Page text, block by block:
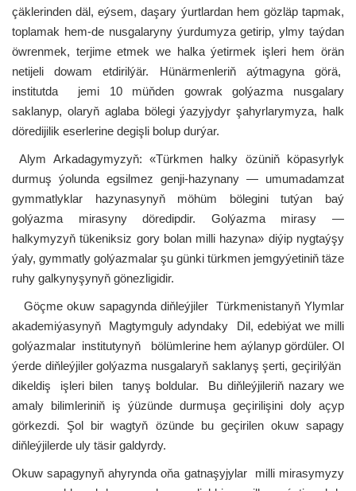
çäklerinden däl, eýsem, daşary ýurtlardan hem gözläp tapmak,
toplamak hem-de nusgalaryny ýurdumyza getirip, ylmy taýdan
öwrenmek, terjime etmek we halka ýetirmek işleri hem örän
netijeli dowam etdirilýär. Hünärmenleriň aýtmagyna görä,
institutda jemi 10 müňden gowrak golýazma nusgalary
saklanyp, olaryň aglaba bölegi ýazyjydyr şahyrlarymyza, halk
döredijilik eserlerine degişli bolup durýar.
Alym Arkadagymyzyň: «Türkmen halky özüniň köpasyrlyk
durmuş ýolunda egsilmez genji-hazynany — umumadamzat
gymmatlyklar hazynasynyň möhüm bölegini tutýan baý
golýazma mirasyny döredipdir. Golýazma mirasy —
halkymyzyň tükeniksiz gory bolan milli hazyna» diýip nygtaýşy
ýaly, gymmatly golýazmalar şu günki türkmen jemgyýetiniň täze
ruhy galkynyşynyň gönezligidir.
Göçme okuw sapagynda diňleýjiler Türkmenistanyň Ylymlar
akademiýasynyň Magtymguly adyndaky Dil, edebiýat we milli
golýazmalar institutynyň bölümlerine hem aýlanyp gördüler. Ol
ýerde diňleýjiler golýazma nusgalaryň saklanyş şerti, geçirilýän
dikeldiş işleri bilen tanyş boldular. Bu diňleýjileriň nazary we
amaly bilimleriniň iş ýüzünde durmuşa geçirilişini doly açyp
görkezdi. Şol bir wagtyň özünde bu geçirilen okuw sapagy
diňleýjilerde uly täsir galdyrdy.
Okuw sapagynyň ahyrynda oňa gatnaşyjylar milli mirasymyzy